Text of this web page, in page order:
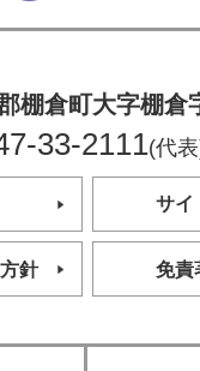
棚倉町大字棚倉
33-2111(代
サイ
針 免責